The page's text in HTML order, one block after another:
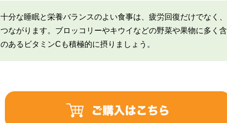
十分な睡眠と栄養バランスのよい食事は、疲労回復だけでなく
つながります。ブロッコリーやキウイなどの野菜や果物に多く
のあるビタミンCも積極的に摂りましょう。